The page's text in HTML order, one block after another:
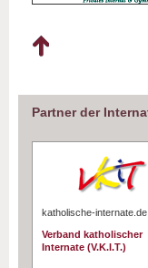
Partner der
katholische-internate.de
Verband katholischer
Internate (V.K.I.T.)